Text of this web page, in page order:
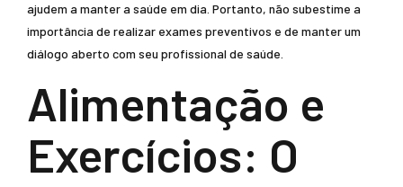
ajudem a manter a saúde em dia. Portanto, não subestime a
importância de realizar exames preventivos e de manter um
diálogo aberto com seu profissional de saúde.
Alimentação e
Exercícios: O